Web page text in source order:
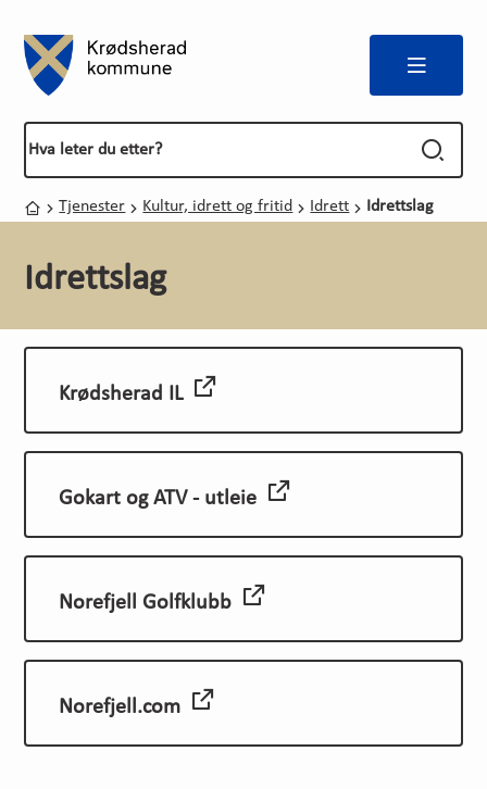
Meny
Du er her:
Hjem
Tjenester Kultur, idrett og fritid Idrett Idrettslag
Idrettslag
Krødsherad IL
Gokart og ATV - utleie
Norefjell Golfklubb
Norefjell.com